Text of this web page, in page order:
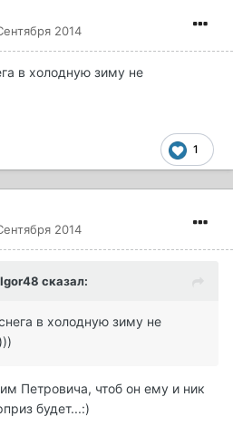
2014
в холодную зиму не
1
2014
сказал:
в холодную зиму не
Петровича, чтоб он ему и ник
будет...:)